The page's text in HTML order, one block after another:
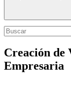
Creación de
Empresaria